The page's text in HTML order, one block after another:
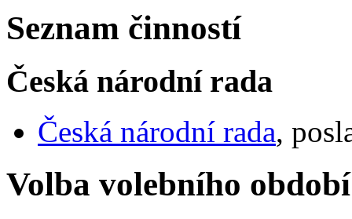
Seznam činností
Česká národní rada
Česká národní rada,
Volba volebního období